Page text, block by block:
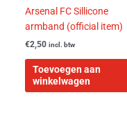
Arsenal FC Sillicone
armband (official item)
€2,50 incl. btw
Toevoegen aan
winkelwagen